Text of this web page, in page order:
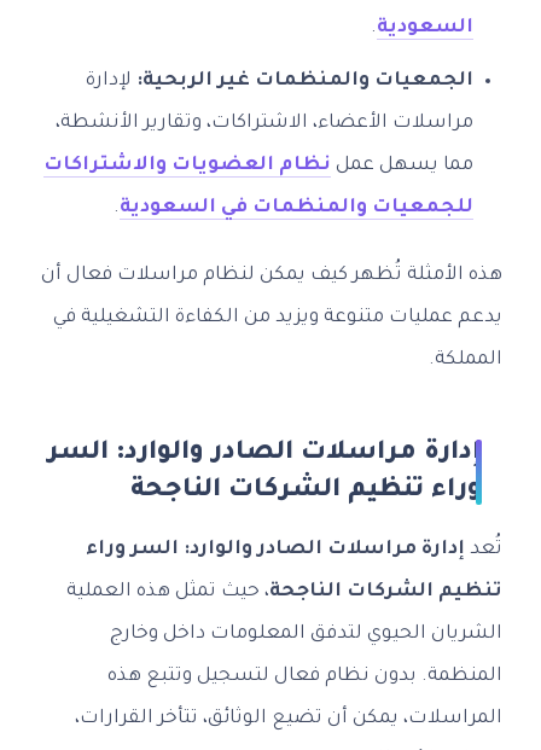
السعودية.
الجمعيات والمنظمات غير الربحية: لإدارة
مراسلات الأعضاء، الاشتراكات، وتقارير الأنشطة،
مما يسهل عمل نظام العضويات والاشتراكات
للجمعيات والمنظمات في السعودية.
هذه الأمثلة تُظهر كيف يمكن لنظام مراسلات فعال أن
يدعم عمليات متنوعة ويزيد من الكفاءة التشغيلية في
المملكة.
إدارة مراسلات الصادر والوارد: السر
وراء تنظيم الشركات الناجحة
تُعد إدارة مراسلات الصادر والوارد: السر وراء
تنظيم الشركات الناجحة، حيث تمثل هذه العملية
الشريان الحيوي لتدفق المعلومات داخل وخارج
المنظمة. بدون نظام فعال لتسجيل وتتبع هذه
المراسلات، يمكن أن تضيع الوثائق، تتأخر القرارات،